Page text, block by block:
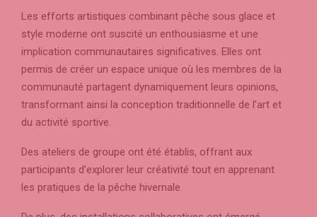
Les efforts artistiques combinant pêche sous glace et
style moderne ont suscité un enthousiasme et une
implication communautaires significatives. Elles ont
permis de créer un espace unique où les membres de la
communauté partagent dynamiquement leurs opinions,
transformant ainsi la conception traditionnelle de l’art et
du activité sportive.
Des ateliers de groupe ont été établis, offrant aux
participants d’explorer leur créativité tout en apprenant
les pratiques de la pêche hivernale.